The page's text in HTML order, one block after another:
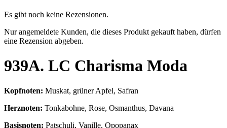
Es gibt noch keine Rezensionen.
Nur angemeldete Kunden, die dieses Produkt gekauft haben, dürfen
eine Rezension abgeben.
939A. LC Charisma Moda
Kopfnoten: Muskat, grüner Apfel, Safran
Herznoten: Tonkabohne, Rose, Osmanthus, Davana
Basisnoten: Patschuli, Vanille, Opopanax